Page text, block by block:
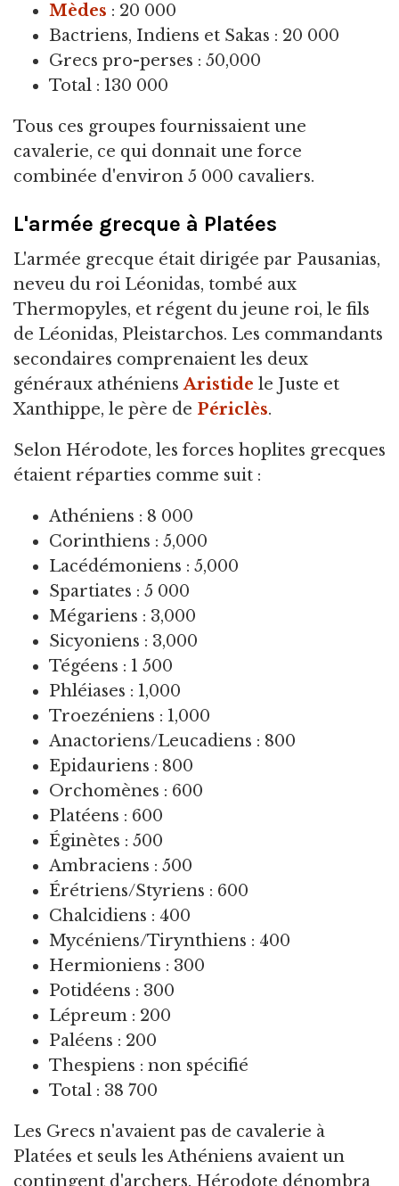
Mèdes : 20 000
Bactriens, Indiens et Sakas : 20 000
Grecs pro-perses : 50,000
Total : 130 000
Tous ces groupes fournissaient une
cavalerie, ce qui donnait une force
combinée d'environ 5 000 cavaliers.
L'armée grecque à Platées
L'armée grecque était dirigée par Pausanias,
neveu du roi Léonidas, tombé aux
Thermopyles, et régent du jeune roi, le fils
de Léonidas, Pleistarchos. Les commandants
secondaires comprenaient les deux
généraux athéniensAristide le Juste et
Xanthippe, le père de Périclès.
Selon Hérodote, les forces hoplites grecques
étaient réparties comme suit :
Athéniens : 8 000
Corinthiens : 5,000
Lacédémoniens : 5,000
Spartiates : 5 000
Mégariens : 3,000
Sicyoniens : 3,000
Tégéens : 1 500
Phléiases : 1,000
Troezéniens : 1,000
Anactoriens/Leucadiens : 800
Epidauriens : 800
Orchomènes : 600
Platéens : 600
Éginètes : 500
Ambraciens : 500
Érétriens/Styriens : 600
Chalcidiens : 400
Mycéniens/Tirynthiens : 400
Hermioniens : 300
Potidéens : 300
Lépreum : 200
Paléens : 200
Thespiens : non spécifié
Total : 38 700
Les Grecs n'avaient pas de cavalerie à
Platées et seuls les Athéniens avaient un
contingent d'archers. Hérodote dénombra